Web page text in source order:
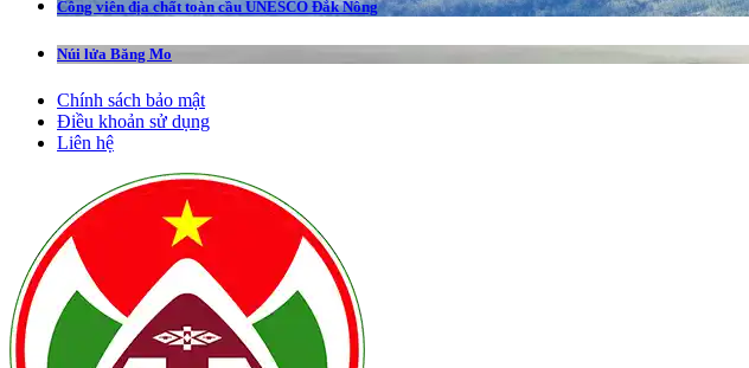
Công viên địa chất toàn cầu UNESCO Đắk Nông
Núi lửa Băng Mo
Chính sách bảo mật
Điều khoản sử dụng
Liên hệ